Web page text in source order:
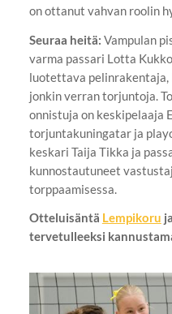
on ottanut vahvan roolin
Seuraa heitä: Vampulan
varma passari Lotta
luotettava pelinrakentaja,
jonkin verran torjuntoja.
onnistuja on keskipelaaja
torjuntakuningatar ja
keskari Taija Tikka ja
kunnostautuneet
torppaamisessa.
Otteluisäntä Lempikoru
tervetulleeksi